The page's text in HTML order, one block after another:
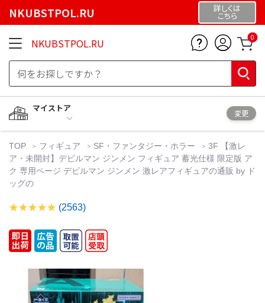
NKUBSTPOL.RU 詳しくは
こちら
NKUBSTPOL.RU 0
マイストア
変更
TOP フィギュア SF・ファンタジー・ホラー
3F 【激レ
ア・未開封】デビルマン ジンメン フィギュア 蓄光仕様 限定版 ア
ク 専用ページ デビルマン ジンメン 激レアフィギュアの通販 by ド
ッグの
(2563)